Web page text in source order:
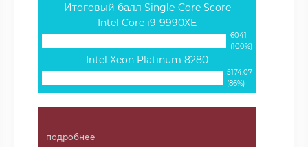
Итоговый балл Single-Core Score
Intel Core i9-9990XE
6041
(100%)
Intel Xeon Platinum 8280
5174.07
(86%)
подробнее